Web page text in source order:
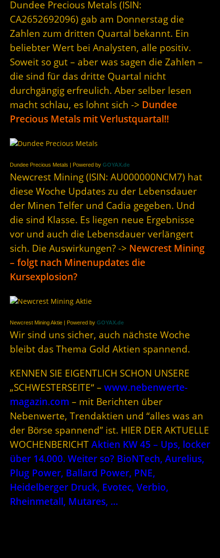
Dundee Precious Metals (ISIN:
CA2652692096) gab am Donnerstag die
Zahlen zum dritten Quartal bekannt. Ein
beliebter Wert bei Analysten, alle positiv.
Soweit so gut – aber was sagen die Zahlen –
die sind für das dritte Quartal nicht
durchgängig erfreulich. Aber selber lesen
macht schlau, es lohnt sich -> Dundee
Precious Metals mit Verlustquartal!!
Dundee Precious Metals | Powered by GOYAX.de
Newcrest Mining (ISIN: AU000000NCM7) hat
diese Woche Updates zu der Lebensdauer
der Minen Telfer und Cadia gegeben. Und
die sind Klasse. Es liegen neue Ergebnisse
vor und auch die Lebensdauer verlängert
sich. Die Auswirkungen? -> Newcrest Mining
– folgt nach Minenupdates die
Kursexplosion?
Newcrest Mining Aktie | Powered by GOYAX.de
Wir sind uns sicher, auch nächste Woche
bleibt das Thema Gold Aktien spannend.
KENNEN SIE EIGENTLICH SCHON UNSERE
„SCHWESTERSEITE“ – www.nebenwerte-
magazin.com – mit Berichten über
Nebenwerte, Trendaktien und “alles was an
der Börse spannend” ist. HIER DER AKTUELLE
WOCHENBERICHT Aktien KW 45 – Ups, locker
über 14.000. Weiter so? BioNTech, Aurelius,
Plug Power, Ballard Power, PNE,
Heidelberger Druck, Evotec, Verbio,
Rheinmetall, Mutares, …